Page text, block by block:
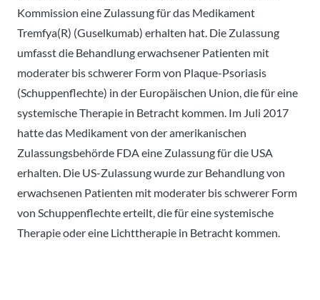
Kommission eine Zulassung für das Medikament
Tremfya(R) (Guselkumab) erhalten hat. Die Zulassung
umfasst die Behandlung erwachsener Patienten mit
moderater bis schwerer Form von Plaque-Psoriasis
(Schuppenflechte) in der Europäischen Union, die für eine
systemische Therapie in Betracht kommen. Im Juli 2017
hatte das Medikament von der amerikanischen
Zulassungsbehörde FDA eine Zulassung für die USA
erhalten. Die US-Zulassung wurde zur Behandlung von
erwachsenen Patienten mit moderater bis schwerer Form
von Schuppenflechte erteilt, die für eine systemische
Therapie oder eine Lichttherapie in Betracht kommen.